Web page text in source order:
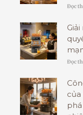
Đọc
Đọc
của